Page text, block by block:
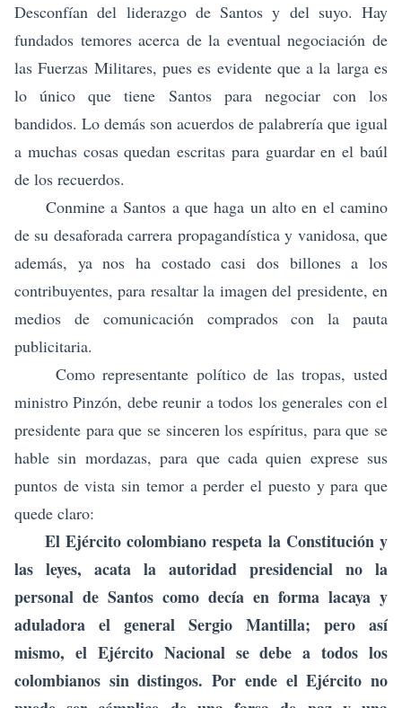
Desconfían del liderazgo de Santos y del suyo. Hay
fundados temores acerca de la eventual negociación de
las Fuerzas Militares, pues es evidente que a la larga es
lo único que tiene Santos para negociar con los
bandidos. Lo demás son acuerdos de palabrería que igual
a muchas cosas quedan escritas para guardar en el baúl
de los recuerdos.
Conmine a Santos a que haga un alto en el camino
de su desaforada carrera propagandística y vanidosa, que
además, ya nos ha costado casi dos billones a los
contribuyentes, para resaltar la imagen del presidente, en
medios de comunicación comprados con la pauta
publicitaria.
Como representante político de las tropas, usted
ministro Pinzón, debe reunir a todos los generales con el
presidente para que se sinceren los espíritus, para que se
hable sin mordazas, para que cada quien exprese sus
puntos de vista sin temor a perder el puesto y para que
quede claro:
El Ejército colombiano respeta la Constitución y
las leyes, acata la autoridad presidencial no la
personal de Santos como decía en forma lacaya y
aduladora el general Sergio Mantilla; pero así
mismo, el Ejército Nacional se debe a todos los
colombianos sin distingos. Por ende el Ejército no